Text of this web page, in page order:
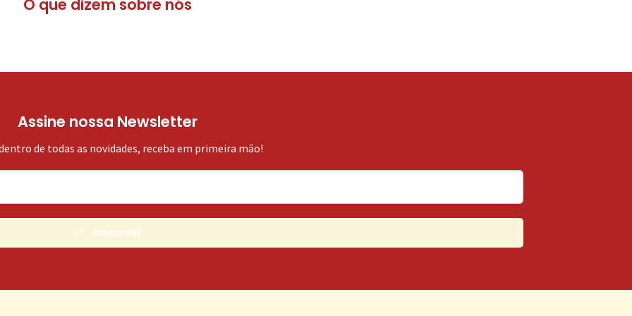
O que dizem sobre nós
Assine nossa Newsletter
de todas as novidades, receba em primeira mão!
Inscrever